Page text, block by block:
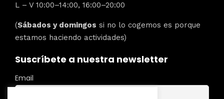
L – V 10:00–14:00, 16:00–20:00
(Sábados y domingos si no lo cogemos es porque
estamos haciendo actividades)
Suscríbete a nuestra newsletter
Email